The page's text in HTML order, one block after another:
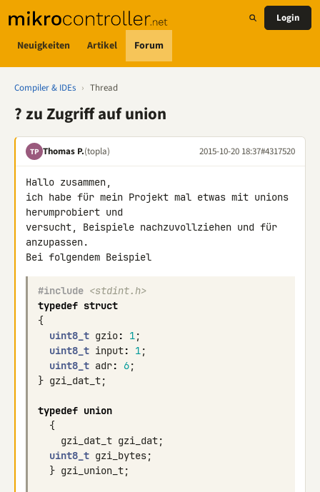
Neuigkeiten Artikel Forum
Login
Compiler & IDEs › Thread
? zu Zugriff auf union
TP Thomas P.(topla) 2015-10-20 18:37#4317520
Hallo zusammen,
ich habe für mein Projekt mal etwas mit unions
herumprobiert und
versucht, Beispiele nachzuvollziehen und für
anzupassen.
#include <stdint.h>
typedef struct
{
uint8_t gzio: 1;
uint8_t input: 1;
uint8_t adr: 6;
} gzi_dat_t;
typedef union
{
gzi_dat_t gzi_dat;
uint8_t gzi_bytes;
} gzi_union_t;